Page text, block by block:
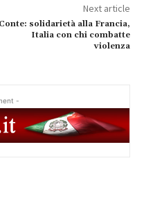
Next article
Conte: solidarietà alla Francia,
Italia con chi combatte
violenza
-